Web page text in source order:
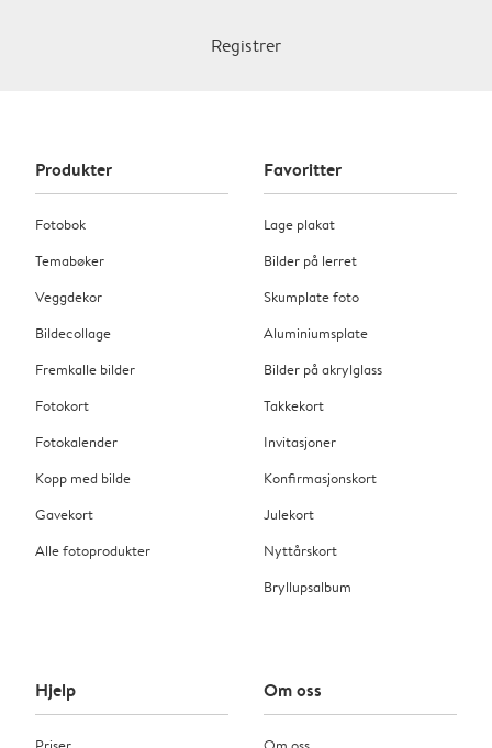
Registrer
Produkter
Fotobok
Temabøker
Veggdekor
Bildecollage
Fremkalle bilder
Fotokort
Fotokalender
Kopp med bilde
Gavekort
Alle fotoprodukter
Favoritter
Lage plakat
Bilder på lerret
Skumplate foto
Aluminiumsplate
Bilder på akrylglass
Takkekort
Invitasjoner
Konfirmasjonskort
Julekort
Nyttårskort
Bryllupsalbum
Hjelp Om oss